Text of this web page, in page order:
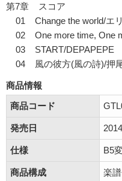
第7章 スコア
01 Change the world/エ
02 One more time, One
03 START/DEPAPEPE
04 風の彼方(風の詩)/押
商品情報
商品コード
発売日
仕様 B5
商品構成 楽